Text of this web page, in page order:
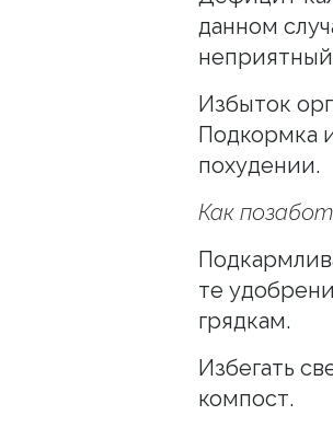
данном
неприятный
Избыток
Подкормка
похудении.
Как
те
грядкам.
Избегать
компост.